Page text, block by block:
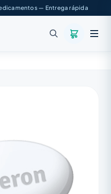
— Entrega rápida